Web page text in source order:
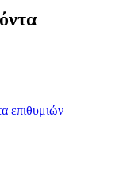
επιθυμιών